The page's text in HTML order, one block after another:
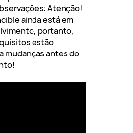
Atenção!
ainda está em
portanto,
estão
mudanças antes do